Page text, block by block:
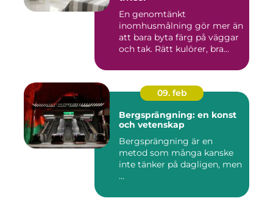
En genomtänkt
inomhusmålning gör mer än
att bara byta färg på väggar
och tak. Rätt kulörer, bra
09. feb
Bergsprängning: en konst
och vetenskap
Bergsprängning är en
metod som många kanske
inte tänker på dagligen, men
...